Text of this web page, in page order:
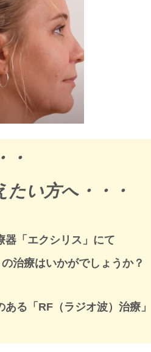
・
い方へ・・・
「エクシリス」にて
治療はいかがでしょうか？
る「RF（ラジオ波）治療」